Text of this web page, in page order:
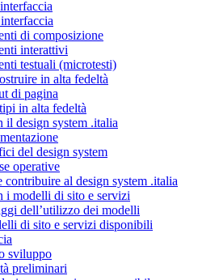
di composizione
interattivi
testuali (microtesti)
in alta fedeltà
di pagina
in alta fedeltà
il design system .italia
del design system
operative
contribuire al design system .italia
i modelli di sito e servizi
dell’utilizzo dei modelli
di sito e servizi disponibili
sviluppo
preliminari